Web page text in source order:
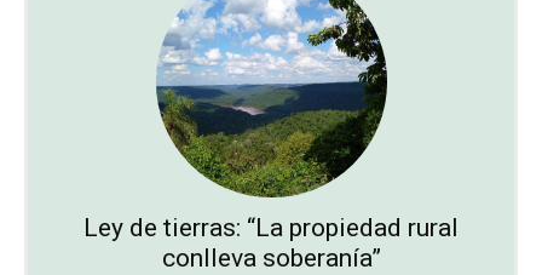
Ley de tierras: “La propiedad rural
conlleva soberanía”